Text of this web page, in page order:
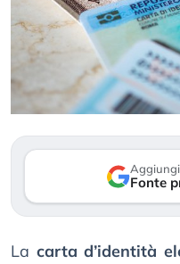
Aggiungi
Fonte
La carta d’identità